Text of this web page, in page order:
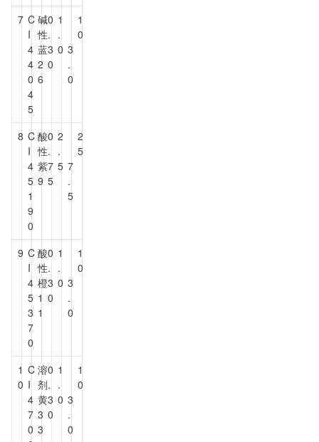
7 C
I
4
4
0
4
5
碱
性
蓝
2
6
0
.
3
0
1
.
0 3
.
0
1
0
8 C
I
4
5
1
9
0
酸
性
紫
9
0
.
7
5
2
.
5 7
.
5
2
5
9 C
I
4
5
3
7
0
酸
性
橙
1
1
0
.
3
0
1
.
0 3
.
0
1
0
1
0
C
I
4
7
0
溶
剂
黄
3
3
0
.
3
0
1
.
0 3
.
0
1
0